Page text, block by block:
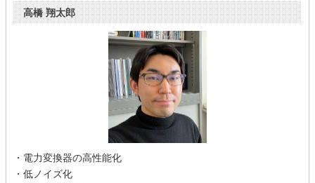
高橋 翔太郎
・電力変換器の高性能化
・低ノイズ化